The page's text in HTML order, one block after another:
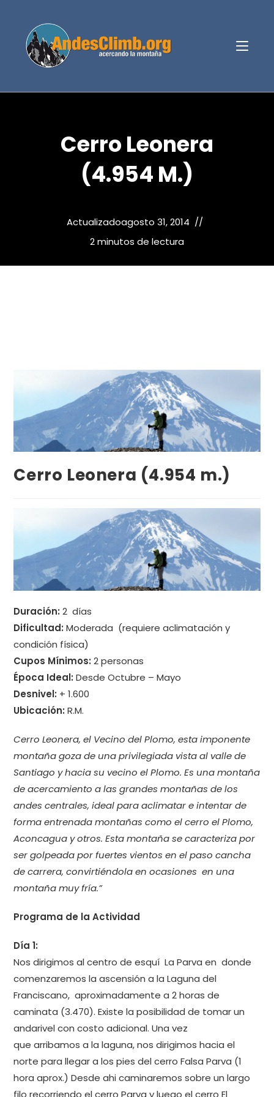
Cerro Leonera
(4.954 M.)
Actualizadoagosto 31, 2014
2 minutos de lectura
Cerro Leonera (4.954 m.)
Duración:2 días
Dificultad:Moderada (requiere aclimatación y
condición física)
Cupos Mínimos:2 personas
Época Ideal:Desde Octubre – Mayo
Desnivel: + 1.600
Ubicación:R.M.
Cerro Leonera, el Vecino del Plomo, esta imponente
montaña goza de una privilegiada vista al valle de
Santiago y hacia su vecino el Plomo. Es una montaña
de acercamiento a las grandes montañas de los
andes centrales, ideal para aclimatar e intentar de
forma entrenada montañas como el cerro el Plomo,
Aconcagua y otros. Esta montaña se caracteriza por
ser golpeada por fuertes vientos en el paso cancha
de carrera, convirtiéndola en ocasiones en una
montaña muy fría.”
Programa de la Actividad
Día 1:
Nos dirigimos al centro de esquí La Parva en donde
comenzaremos la ascensión a la Laguna del
Franciscano, aproximadamente a 2 horas de
caminata (3.470). Existe la posibilidad de tomar un
andarivel con costo adicional. Una vez
que arribamos a la laguna, nos dirigimos hacia el
norte para llegar a los pies del cerro Falsa Parva (1
hora aprox.) Desde ahi caminaremos sobre un largo
filo recorriendo el cerro Parva y luego el cerro El